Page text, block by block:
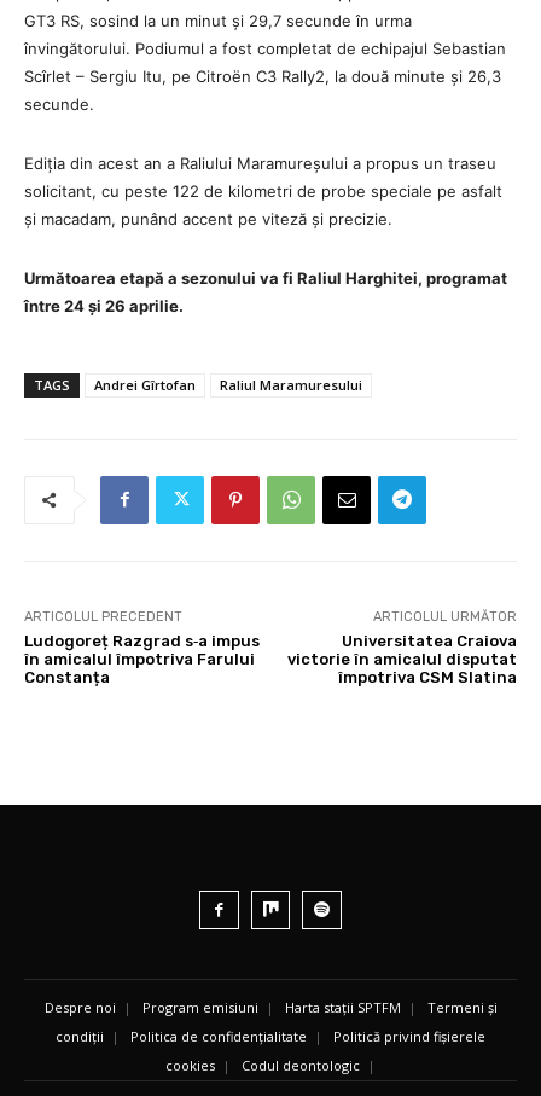
GT3 RS, sosind la un minut și 29,7 secunde în urma
învingătorului. Podiumul a fost completat de echipajul Sebastian
Scîrlet – Sergiu Itu, pe Citroën C3 Rally2, la două minute și 26,3
secunde.
Ediția din acest an a Raliului Maramureșului a propus un traseu
solicitant, cu peste 122 de kilometri de probe speciale pe asfalt
și macadam, punând accent pe viteză și precizie.
Următoarea etapă a sezonului va fi Raliul Harghitei, programat
între 24 și 26 aprilie.
TAGS Andrei Gîrtofan Raliul Maramuresului
ARTICOLUL PRECEDENT
Ludogoreț Razgrad s‑a impus
în amicalul împotriva Farului
Constanța
ARTICOLUL URMĂTOR
Universitatea Craiova
victorie în amicalul disputat
împotriva CSM Slatina
Despre noi | Program emisiuni | Harta stații SPTFM | Termeni și
condiții | Politica de confidențialitate | Politică privind fișierele
cookies | Codul deontologic |